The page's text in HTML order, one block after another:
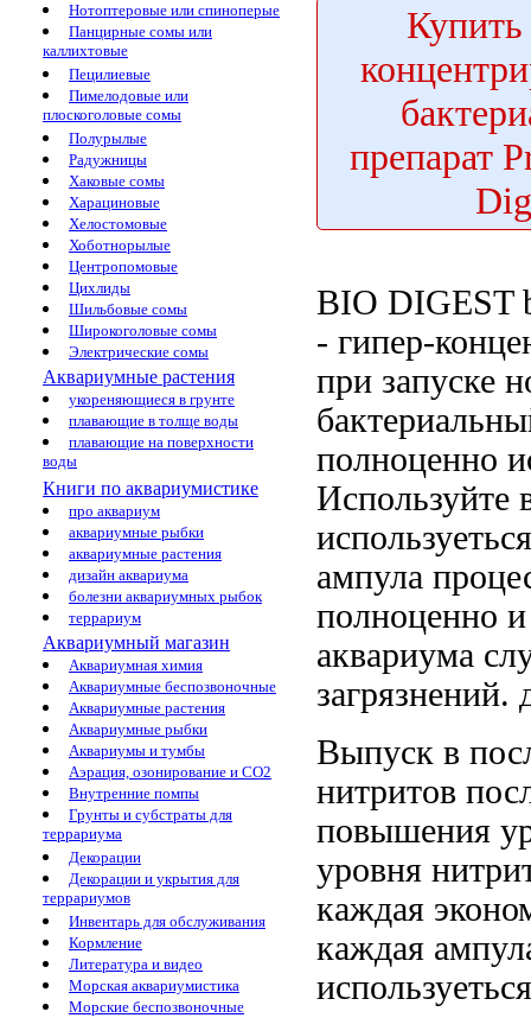
Нотоптеровые или спиноперые
Панцирные сомы или
каллихтовые
Пецилиевые
Пимелодовые или
плоскоголовые сомы
Полурылые
Радужницы
Хаковые сомы
Харациновые
Хелостомовые
Хоботнорылые
Центропомовые
Цихлиды
Шильбовые сомы
Широкоголовые сомы
Электрические сомы
Аквариумные растения
укореняющиеся в грунте
плавающие в толще воды
плавающие на поверхности
воды
Книги по аквариумистике
про аквариум
аквариумные рыбки
аквариумные растения
дизайн аквариума
болезни аквариумных рыбок
террариум
Аквариумный магазин
Аквариумная химия
Аквариумные беспозвоночные
Аквариумные растения
Аквариумные рыбки
Аквариумы и тумбы
Аэрация, озонирование и CO2
Внутренние помпы
Грунты и субстраты для
террариума
Декорации
Декорации и укрытия для
террариумов
Инвентарь для обслуживания
Кормление
Литература и видео
Морская аквариумистика
Морские беспозвоночные
Купить
препарат
BIO DIGEST
- гипер-
при запуске
полноценно
Используйте
используеться
ампула
полноценно
аквариума
загрязнений.
Выпуск в
нитритов
повышения
уровня
каждая
каждая